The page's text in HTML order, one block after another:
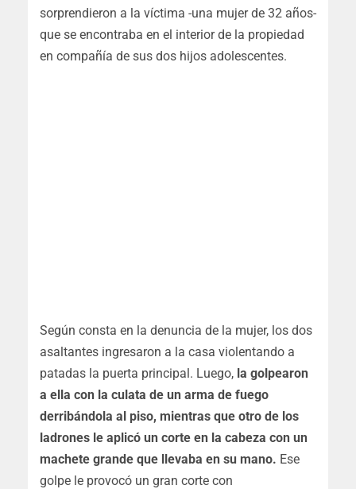
sorprendieron a la víctima -una mujer de 32 años-
que se encontraba en el interior de la propiedad
en compañía de sus dos hijos adolescentes.
Según consta en la denuncia de la mujer, los dos
asaltantes ingresaron a la casa violentando a
patadas la puerta principal. Luego, la golpearon
a ella con la culata de un arma de fuego
derribándola al piso, mientras que otro de los
ladrones le aplicó un corte en la cabeza con un
machete grande que llevaba en su mano. Ese
golpe le provocó un gran corte con